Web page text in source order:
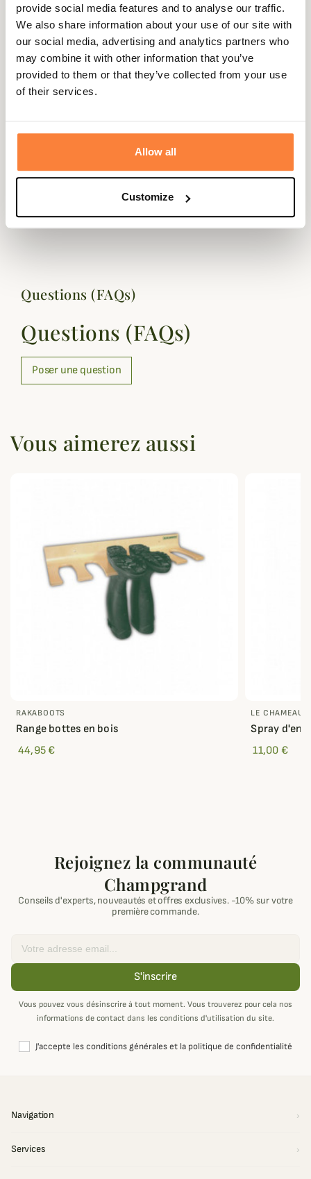
provide social media features and to analyse our traffic.
We also share information about your use of our site with
our social media, advertising and analytics partners who
may combine it with other information that you’ve
provided to them or that they’ve collected from your use
of their services.
Allow all
Customize
Hauteur de Tige
en cm
25
Bleu, Noir, Vert
Tige Caoutchouc naturel
Doublure Jersey
cramponnage tout terrain
Semelle Motocross
Questions (FAQs)
Questions (FAQs)
Poser une question
Vous aimerez aussi
RAKABOOTS
Range bottes en bois
44,95 €
LE CHAMEAU
Spray
11,00 €
Rejoignez la communauté
Champgrand
Conseils d'experts, nouveautés et offres exclusives. -10% sur votre
première commande.
S'inscrire
Vous pouvez vous désinscrire à tout moment. Vous trouverez pour cela nos
informations de contact dans les conditions d'utilisation du site.
J'accepte les conditions générales et la politique de confidentialité
Navigation
Services